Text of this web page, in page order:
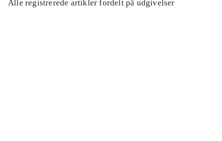
Alle registrerede artikler fordelt på udgivelser